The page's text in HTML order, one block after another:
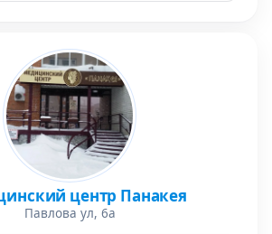
центр Панакея
Павлова ул, 6а